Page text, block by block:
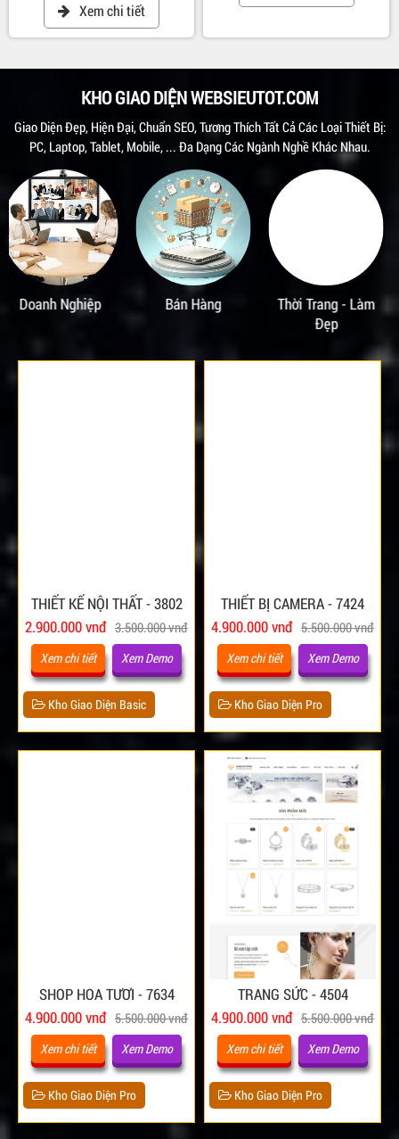
Xem chi tiết
KHO GIAO DIỆN WEBSIEUTOT.COM
Giao Diện Đẹp, Hiện Đại, Chuẩn SEO, Tương Thích Tất Cả Các Loại Thiết Bị:
PC, Laptop, Tablet, Mobile, ... Đa Dạng Các Ngành Nghề Khác Nhau.
Bán Hàng
Thời Trang - Làm
Văn Phòng Phẩm
THIẾT KẾ NỘI THẤT - 3802
2.900.000 vnđ 3.500.000 vnđ
Xem chi tiết Xem Demo
Kho Giao Diện Basic
THIẾT BỊ CAMERA - 7424
4.900.000 vnđ 5.500.000 vnđ
Xem chi tiết Xem Demo
Kho Giao Diện Pro
SHOP HOA TƯƠI - 7634
4.900.000 vnđ 5.500.000 vnđ
Xem chi tiết Xem Demo
Kho Giao Diện Pro
TRANG SỨC - 4504
4.900.000 vnđ 5.500.000 vnđ
Xem chi tiết Xem Demo
Kho Giao Diện Pro